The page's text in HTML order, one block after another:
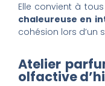
Elle convient à
chaleureuse en
cohésion lors d’un
Atelier
olfactive